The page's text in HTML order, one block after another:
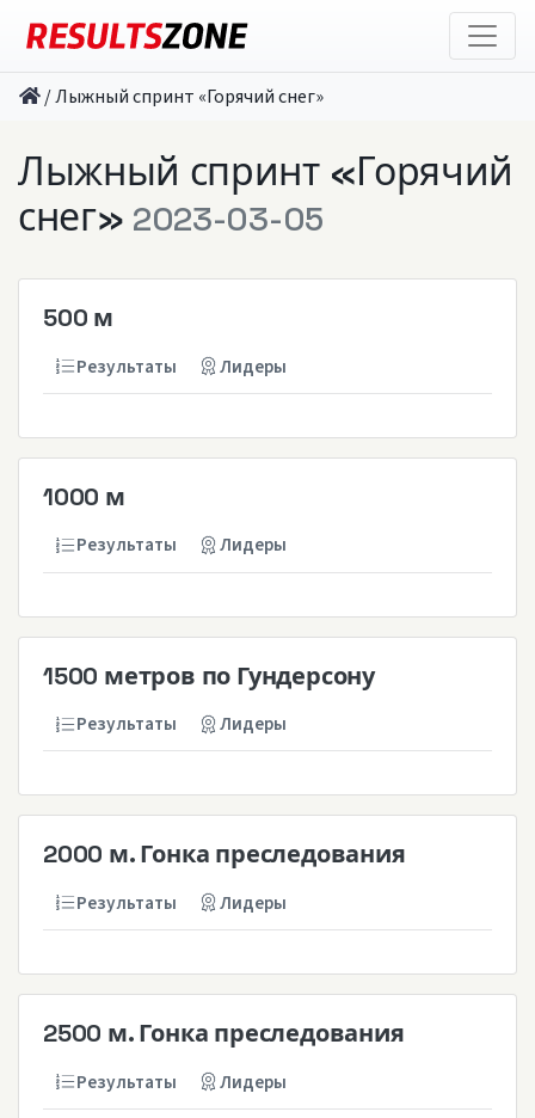
/Лыжный спринт «Горячий снег»
Лыжный спринт «Горячий
снег» 2023-03-05
500 м
Результаты Лидеры
1000 м
Результаты Лидеры
1500 метров по Гундерсону
Результаты Лидеры
2000 м. Гонка преследования
Результаты Лидеры
2500 м. Гонка преследования
Результаты Лидеры